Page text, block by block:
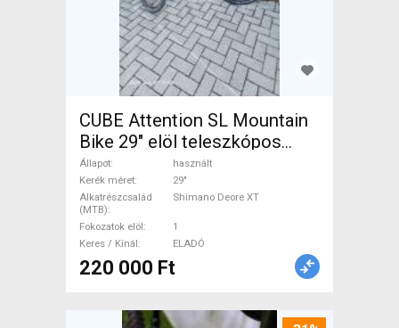
CUBE Attention SL Mountain
Bike 29" elöl teleszkópos
Shimano Deore XT használt
ELADÓ
Állapot
használt
Kerék méret
29"
Alkatrészcsalád
(MTB)
Shimano Deore XT
Fokozatok elöl
1
Keres / Kínál
ELADÓ
220 000 Ft